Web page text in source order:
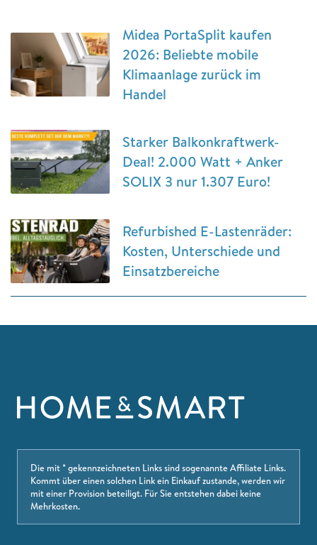
Midea PortaSplit kaufen
2026: Beliebte mobile
Klimaanlage zurück im
Handel
Starker Balkonkraftwerk-
Deal! 2.000 Watt + Anker
SOLIX 3 nur 1.307 Euro!
Refurbished E-Lastenräder:
Kosten, Unterschiede und
Einsatzbereiche
Die mit * gekennzeichneten Links sind sogenannte Affiliate Links.
Kommt über einen solchen Link ein Einkauf zustande, werden wir
mit einer Provision beteiligt. Für Sie entstehen dabei keine
Mehrkosten.